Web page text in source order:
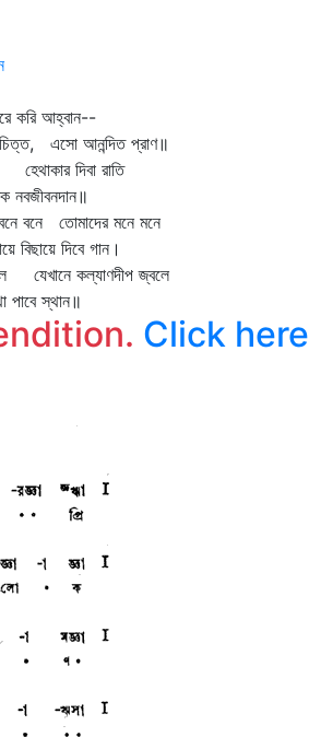
আহ্বান--
এসো আনন্দিত প্রাণ॥
দিবা রাতি
বনে তোমাদের মনে মনে
দিবে গান।
যেখানে কল্যাণদীপ জ্বলে
স্থান॥
Click here